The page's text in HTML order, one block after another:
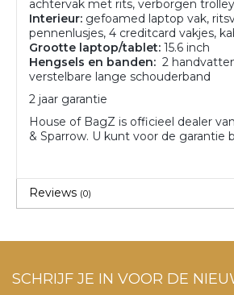
achtervak met rits, verborgen
Interieur: gefoamed laptop vak,
pennenlusjes, 4 creditcard vakjes,
Grootte laptop/tablet: 15.6 inch
Hengsels en banden: 2
verstelbare lange schouderband
2 jaar garantie
House of BagZ is officieel dealer
& Sparrow. U kunt voor de garantie
Reviews (0)
SCHRIJF JE IN VOOR DE